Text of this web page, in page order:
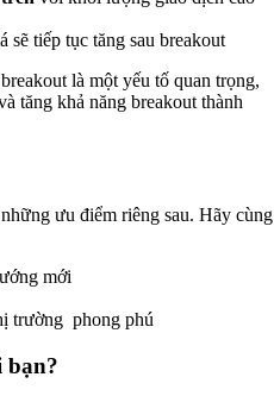
sẽ tiếp tục tăng sau breakout
là một yếu tố quan trọng,
tăng khả năng breakout thành
ưu điểm riêng sau. Hãy cùng
mới
trường phong phú
bạn?